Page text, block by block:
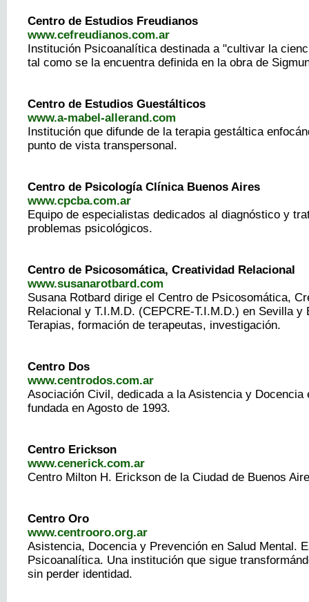
Centro de Estudios Freudianos
www.cefreudianos.com.ar
Institución Psicoanalítica destinada a "cultivar la
tal como se la encuentra definida en la obra de
Centro de Estudios Guestálticos
www.a-mabel-allerand.com
Institución que difunde de la terapia gestáltica
punto de vista transpersonal.
Centro de Psicología Clínica Buenos Aires
www.cpcba.com.ar
Equipo de especialistas dedicados al diagnóstico y
problemas psicológicos.
Centro de Psicosomática, Creatividad Relacional
www.susanarotbard.com
Susana Rotbard dirige el Centro de Psicosomática,
Relacional y T.I.M.D. (CEPCRE-T.I.M.D.) en Sevilla y
Terapias, formación de terapeutas, investigación.
Centro Dos
www.centrodos.com.ar
Asociación Civil, dedicada a la Asistencia y Docencia
fundada en Agosto de 1993.
Centro Erickson
www.cenerick.com.ar
Centro Milton H. Erickson de la Ciudad de Buenos
Centro Oro
www.centrooro.org.ar
Asistencia, Docencia y Prevención en Salud Mental.
Psicoanalítica. Una institución que sigue
sin perder identidad.